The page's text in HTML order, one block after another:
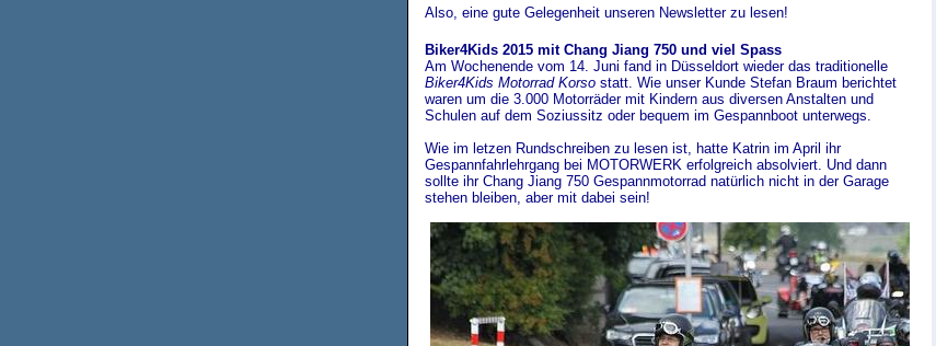
Also, eine gute Gelegenheit unseren Newsletter zu lesen!
Biker4Kids 2015 mit Chang Jiang 750 und viel Spass
Am Wochenende vom 14. Juni fand in Düsseldort wieder das traditionelle
Biker4Kids Motorrad Korso statt. Wie unser Kunde Stefan Braum berichtet
waren um die 3.000 Motorräder mit Kindern aus diversen Anstalten und
Schulen auf dem Soziussitz oder bequem im Gespannboot unterwegs.
Wie im letzen Rundschreiben zu lesen ist, hatte Katrin im April ihr
Gespannfahrlehrgang bei MOTORWERK erfolgreich absolviert. Und dann
sollte ihr Chang Jiang 750 Gespannmotorrad natürlich nicht in der Garage
stehen bleiben, aber mit dabei sein!